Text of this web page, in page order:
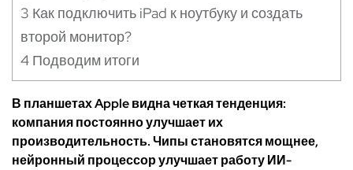
3 Как подключить iPad к ноутбуку и создать
второй монитор?
4 Подводим итоги
В планшетах Apple видна четкая тенденция:
компания постоянно улучшает их
производительность. Чипы становятся мощнее,
нейронный процессор улучшает работу ИИ-